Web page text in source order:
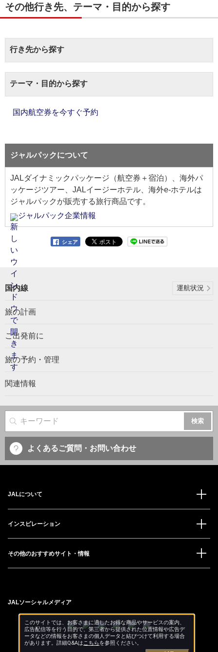
その他行き先、テーマ・目的から探す
行き先から探す
テーマ・目的から探す
国内航空券を今すぐ予約
ジャルパックについて
JALダイナミックパッケージ（航空券＋宿泊）、海外パ
ッケージツアー、JALイージーホテル、海外e-ホテルは
ジャルパックが販売する旅行商品です。
ジャルパック企業情報
シェア
国内線 運航状況
旅の計画
ご出発前に
旅の予約・管理
関連情報
サイト内検索
よくあるご質問・お問い合わせ
JALについて
インスピレーション
その他のおすすめサイト・情報
JALソーシャルメディア
このサイトでは、お客さまに適したお得な商品やサービスの案内、
広告配信等を行う目的で、第三者から提供された位置情報や広告デ
ータなどの情報をお客さまの個人データと結びつけて利用する場合
があります。詳細Q&Aはこちらを参照ください。